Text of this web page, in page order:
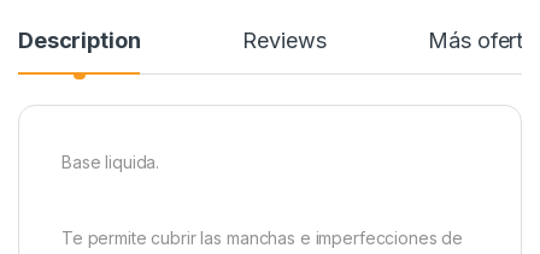
Description Reviews Más
Base liquida.
Te permite cubrir las manchas e imperfecciones de